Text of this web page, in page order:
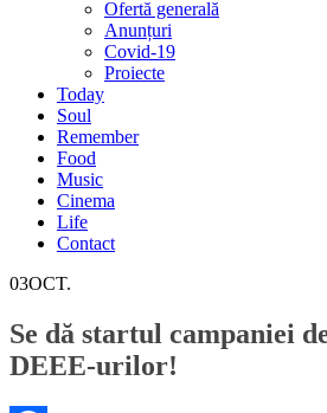
Ofertă generală
Anunțuri
Covid-19
Proiecte
Today
Soul
Remember
Food
Music
Cinema
Life
Contact
03OCT.
Se dă startul campaniei
DEEE-urilor!